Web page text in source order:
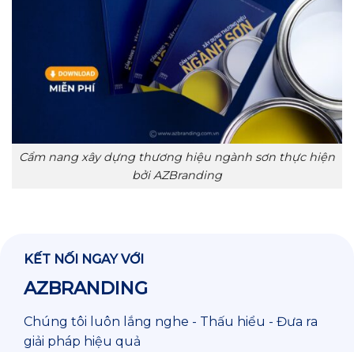
Cẩm nang xây dựng thương hiệu ngành sơn thực hiện
bởi AZBranding
KẾT NỐI NGAY VỚI
AZBRANDING
Chúng tôi luôn lắng nghe - Thấu hiểu - Đưa ra
giải pháp hiệu quả